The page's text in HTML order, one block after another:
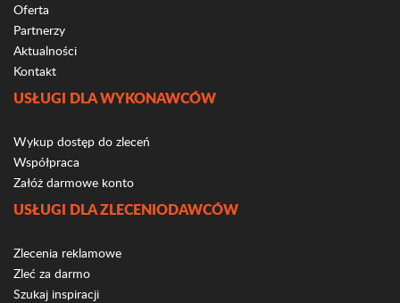
Oferta
Partnerzy
Aktualności
Kontakt
USŁUGI DLA WYKONAWCÓW
Wykup dostęp do zleceń
Współpraca
Załóż darmowe konto
USŁUGI DLA ZLECENIODAWCÓW
Zlecenia reklamowe
Zleć za darmo
Szukaj inspiracji